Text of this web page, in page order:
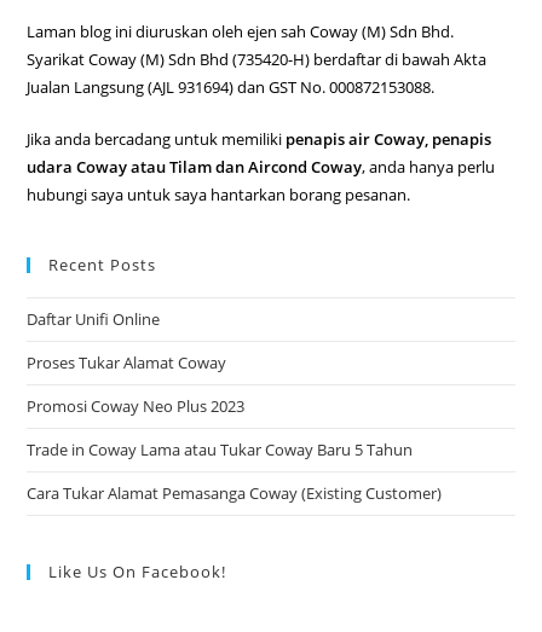
Laman blog ini diuruskan oleh ejen sah Coway (M) Sdn Bhd.
Syarikat Coway (M) Sdn Bhd (735420-H) berdaftar di bawah Akta
Jualan Langsung (AJL 931694) dan GST No. 000872153088.
Jika anda bercadang untuk memiliki penapis air Coway, penapis
udara Coway atau Tilam dan Aircond Coway, anda hanya perlu
hubungi saya untuk saya hantarkan borang pesanan.
Recent Posts
Daftar Unifi Online
Proses Tukar Alamat Coway
Promosi Coway Neo Plus 2023
Trade in Coway Lama atau Tukar Coway Baru 5 Tahun
Cara Tukar Alamat Pemasanga Coway (Existing Customer)
Like Us On Facebook!